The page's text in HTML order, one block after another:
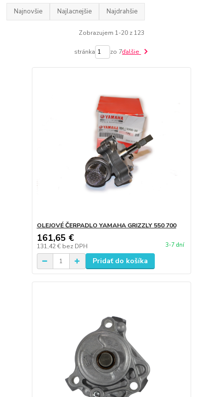
Najnovšie Najlacnejšie Najdrahšie
Zobrazujem 1-20 z 123
stránka zo 7ďalšie
OLEJOVÉ ČERPADLO YAMAHA GRIZZLY 550 700
161,65 €
131,42 € bez DPH 3-7 dní
Pridať do košíka